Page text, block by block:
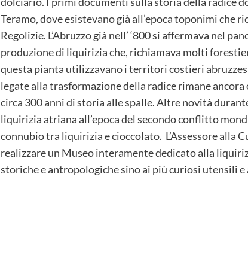
Teramo, dove esistevano già all’epoca toponimi che
Regolizie. L’Abruzzo già nell’ ‘800 si affermava nel
produzione di liquirizia che, richiamava molti
questa pianta utilizzavano i territori costieri
legate alla trasformazione della radice rimane
circa 300 anni di storia alle spalle. Altre novità
liquirizia atriana all’epoca del secondo conflitto
connubio tra liquirizia e cioccolato. L’Assessore alla
realizzare un Museo interamente dedicato alla
storiche e antropologiche sino ai più curiosi utensili